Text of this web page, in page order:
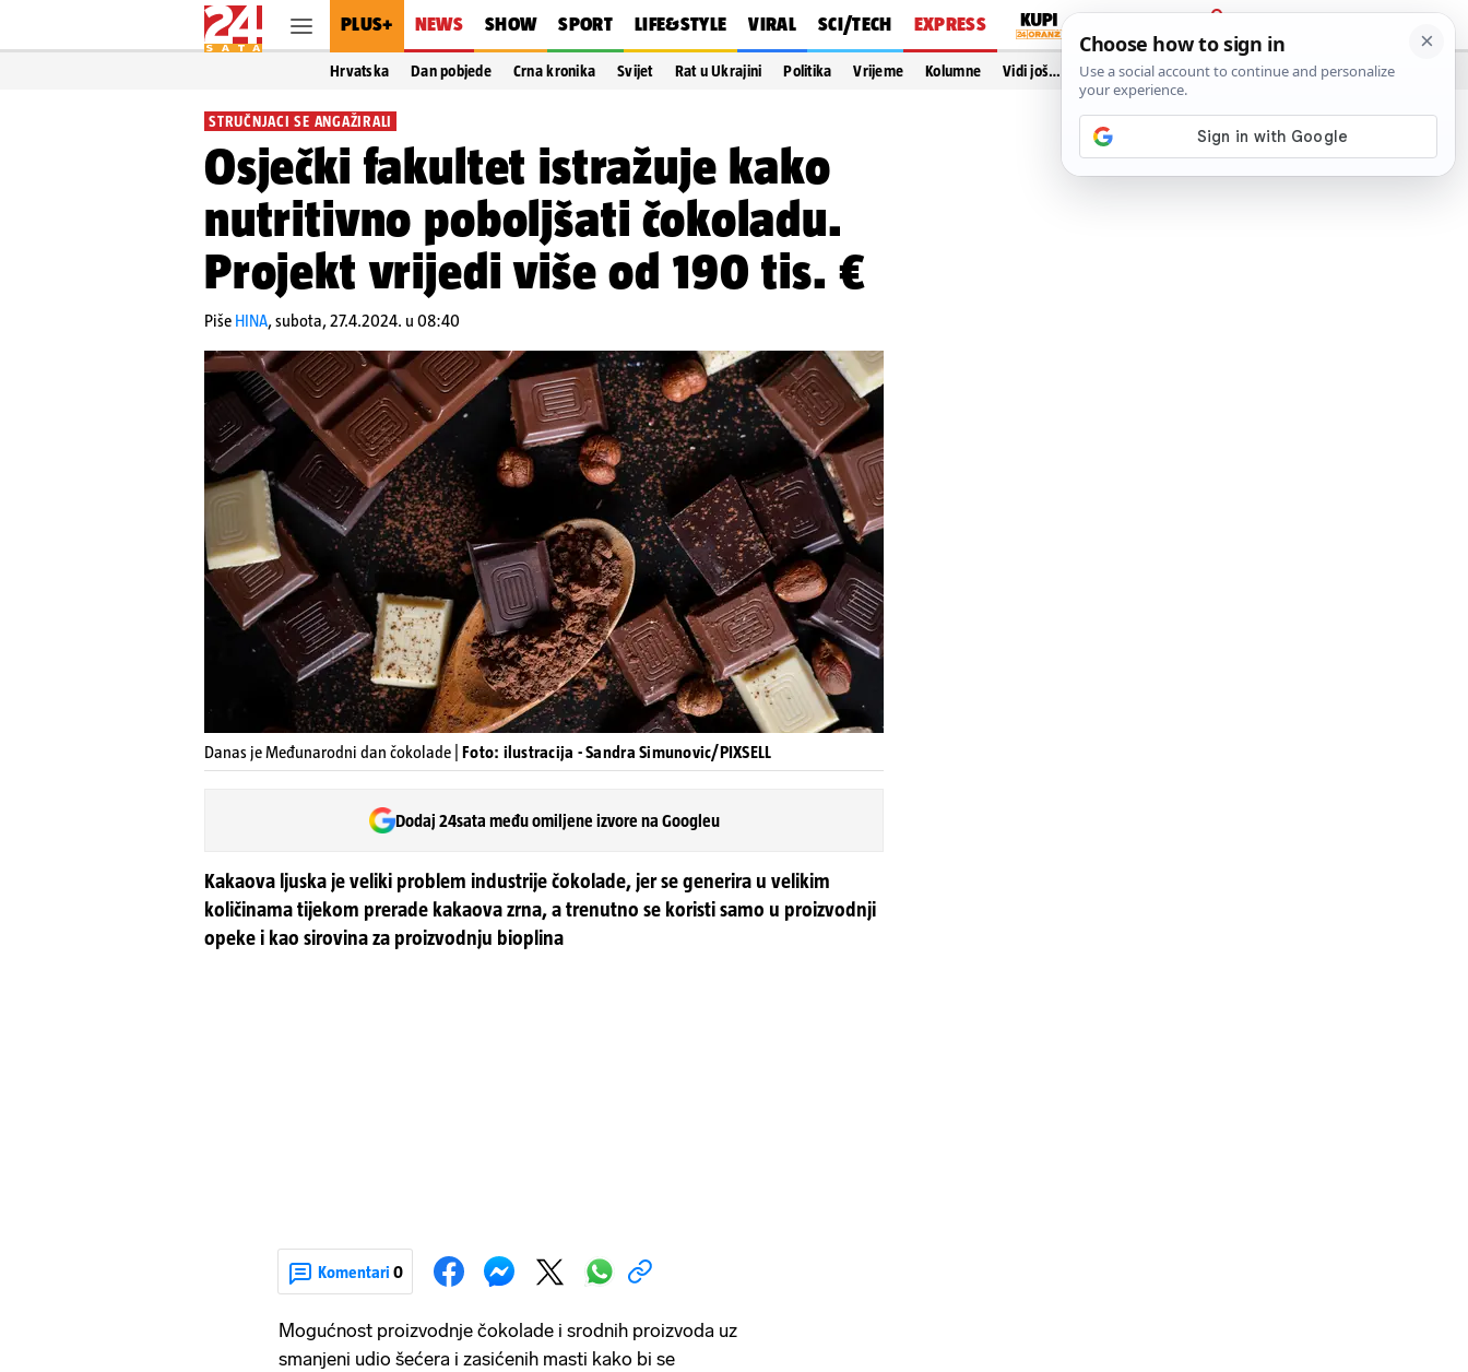
PLUS+ NEWS SHOW SPORT LIFE&STYLE VIRAL SCI/TECH EXPRESS
PRIJAVA
Hrvatska Dan pobjede Crna kronika Svijet Rat u Ukrajini Politika Vrijeme Kolumne Vidi još…
STRUČNJACI SE ANGAŽIRALI
Osječki fakultet istražuje kako
nutritivno poboljšati čokoladu.
Projekt vrijedi više od 190 tis. €
Piše HINA,subota, 27.4.2024. u 08:40
Danas je Međunarodni dan čokolade | Foto: ilustracija - Sandra Simunovic/PIXSELL
Dodaj 24sata među omiljene izvore na Googleu
Kakaova ljuska je veliki problem industrije čokolade, jer se generira u velikim
količinama tijekom prerade kakaova zrna, a trenutno se koristi samo u proizvodnji
opeke i kao sirovina za proizvodnju bioplina
Komentari 0
Mogućnost proizvodnje čokolade i srodnih proizvoda uz
smanjeni udio šećera i zasićenih masti kako bi se